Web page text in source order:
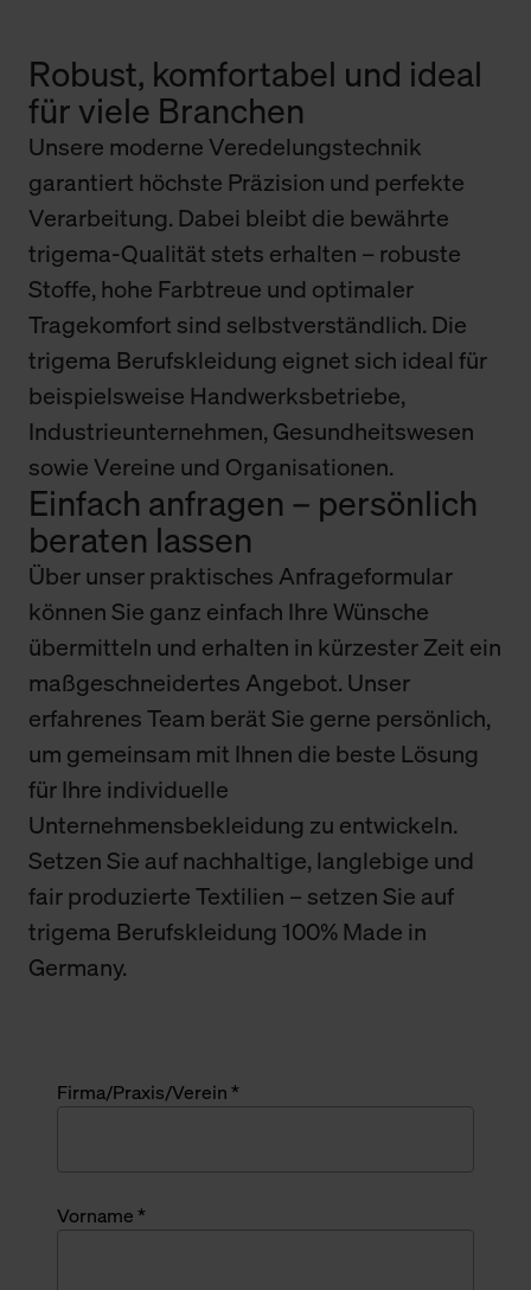
Robust, komfortabel und ideal
für viele Branchen
Unsere moderne Veredelungstechnik
garantiert höchste Präzision und perfekte
Verarbeitung. Dabei bleibt die bewährte
trigema-Qualität stets erhalten – robuste
Stoffe, hohe Farbtreue und optimaler
Tragekomfort sind selbstverständlich. Die
trigema Berufskleidung eignet sich ideal für
beispielsweise Handwerksbetriebe,
Industrieunternehmen, Gesundheitswesen
sowie Vereine und Organisationen.
Einfach anfragen – persönlich
beraten lassen
Über unser praktisches Anfrageformular
können Sie ganz einfach Ihre Wünsche
übermitteln und erhalten in kürzester Zeit ein
maßgeschneidertes Angebot. Unser
erfahrenes Team berät Sie gerne persönlich,
um gemeinsam mit Ihnen die beste Lösung
für Ihre individuelle
Unternehmensbekleidung zu entwickeln.
Setzen Sie auf nachhaltige, langlebige und
fair produzierte Textilien – setzen Sie auf
trigema Berufskleidung 100% Made in
Germany.
Firma/Praxis/Verein *
Vorname *